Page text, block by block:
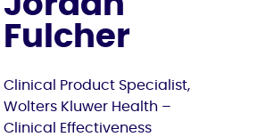
Fulcher
Clinical Product Specialist,
Wolters Kluwer Health –
Clinical Effectiveness